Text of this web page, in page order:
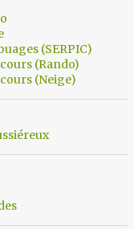
(SERPIC)
(Rando)
(Neige)